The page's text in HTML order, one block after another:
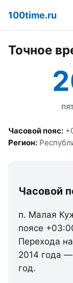
100time.ru
Точное
Часовой пояс:
Регион:
Часовой
п. Малая
поясе
Перехода
2014 года
год.